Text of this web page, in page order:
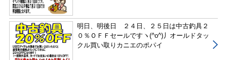
明日、明後日 ２４日、２５日は中古釣具２
０％ＯＦＦセールですヽ(^o^)丿オールドタッ
クル買い取りカニエのポパイ